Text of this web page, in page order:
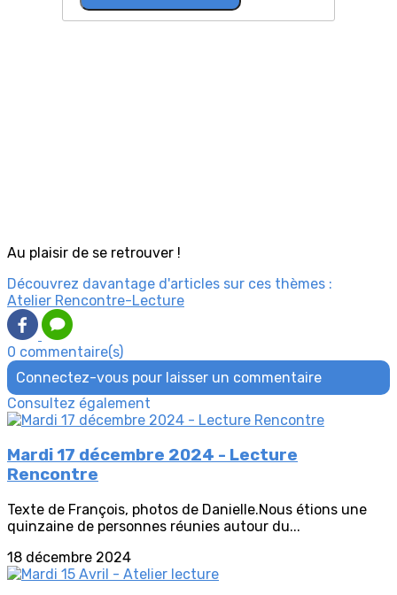
Au plaisir de se retrouver !
Découvrez davantage d'articles sur ces thèmes :
Atelier Rencontre-Lecture
0 commentaire(s)
Connectez-vous pour laisser un commentaire
Consultez également
Mardi 17 décembre 2024 - Lecture
Rencontre
Texte de François, photos de Danielle.Nous étions une
quinzaine de personnes réunies autour du...
18 décembre 2024